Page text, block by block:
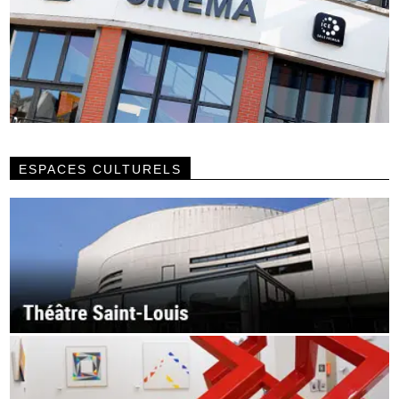
ESPACES CULTURELS